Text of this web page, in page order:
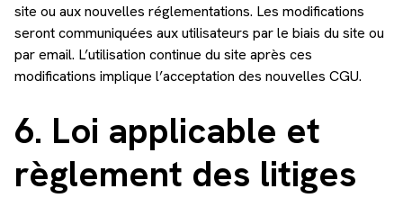
site ou aux nouvelles réglementations. Les modifications
seront communiquées aux utilisateurs par le biais du site ou
par email. L’utilisation continue du site après ces
modifications implique l’acceptation des nouvelles CGU.
6. Loi applicable et
règlement des litiges